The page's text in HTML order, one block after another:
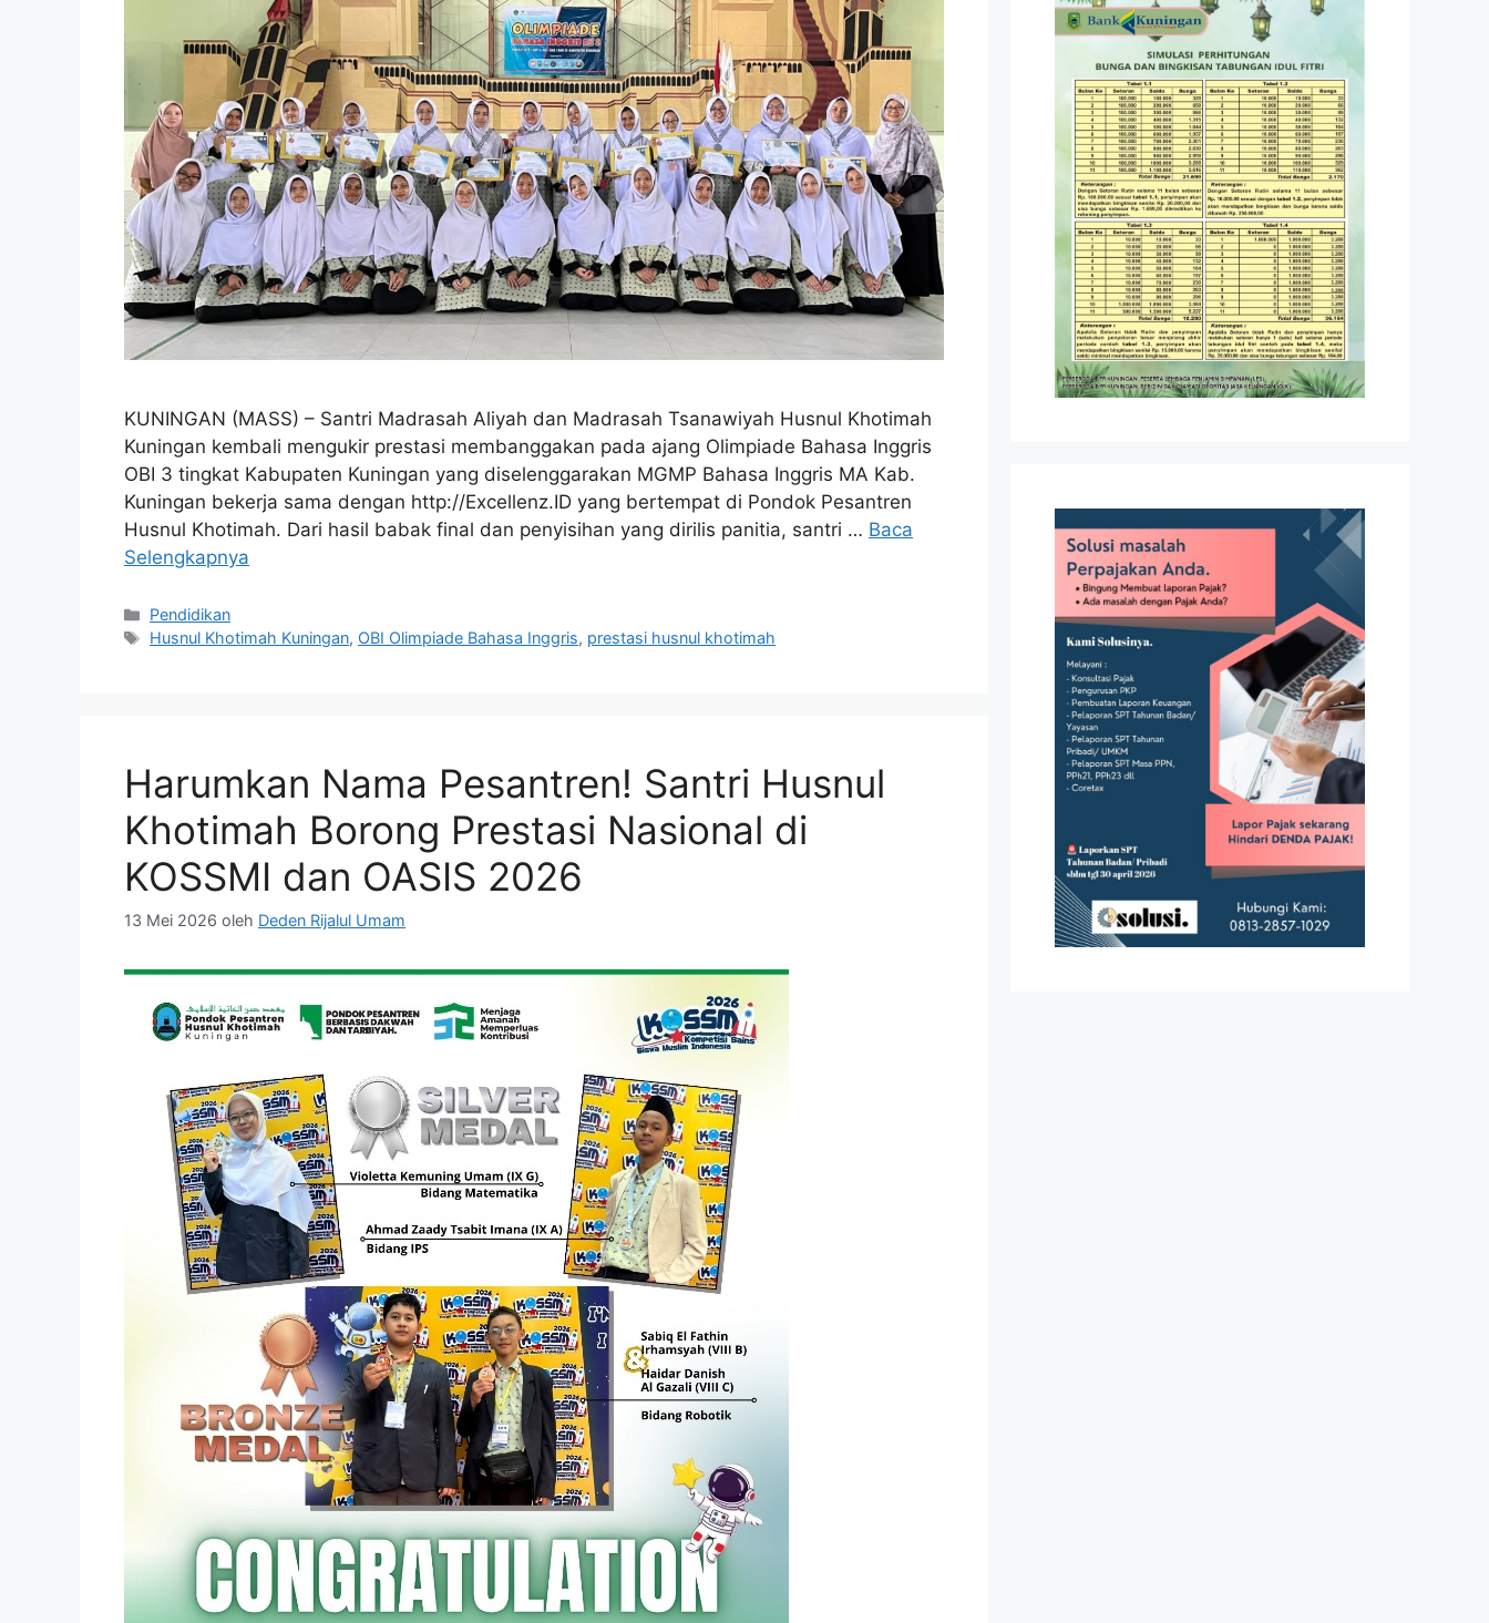
KUNINGAN (MASS) – Santri Madrasah Aliyah dan Madrasah Tsanawiyah Husnul Khotimah
Kuningan kembali mengukir prestasi membanggakan pada ajang Olimpiade Bahasa Inggris
OBI 3 tingkat Kabupaten Kuningan yang diselenggarakan MGMP Bahasa Inggris MA Kab.
Kuningan bekerja sama dengan http://Excellenz.ID yang bertempat di Pondok Pesantren
Husnul Khotimah. Dari hasil babak final dan penyisihan yang dirilis panitia, santri … Baca
Selengkapnya
Kategori
Pendidikan
Tag
Husnul Khotimah Kuningan, OBI Olimpiade Bahasa Inggris, prestasi husnul khotimah
Harumkan Nama Pesantren! Santri Husnul
Khotimah Borong Prestasi Nasional di
KOSSMI dan OASIS 2026
13 Mei 2026 oleh Deden Rijalul Umam